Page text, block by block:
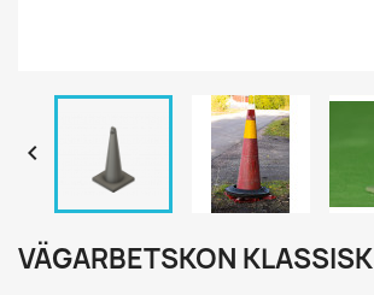

VÄGARBETSKON KLASSISK